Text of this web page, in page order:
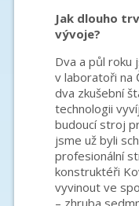
Jak dlouho
vývoje?
Dva a půl roku
v laboratoři na
dva zkušební
technologii
budoucí stroj
jsme už byli
profesionální
konstruktéři
vyvinout ve